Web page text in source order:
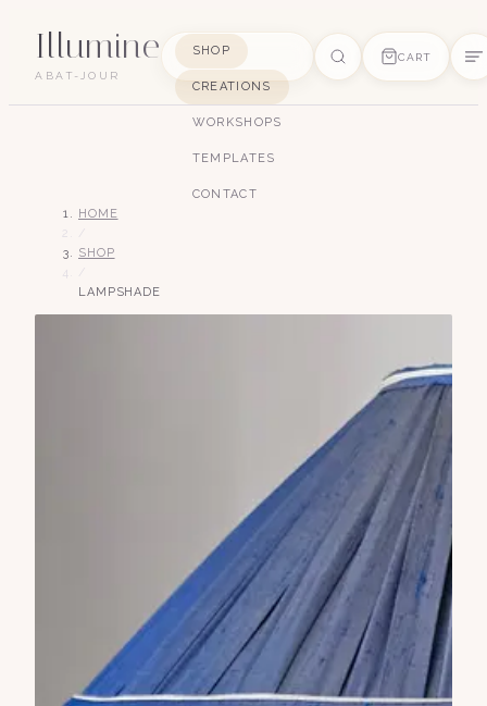
Illumine
ABAT-JOUR
SHOP
CREATIONS
WORKSHOPS
TEMPLATES
CONTACT
CART
HOME
SHOP
LAMPSHADE